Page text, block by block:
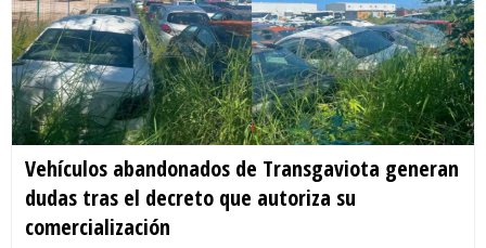
Vehículos abandonados de Transgaviota generan
dudas tras el decreto que autoriza su
comercialización